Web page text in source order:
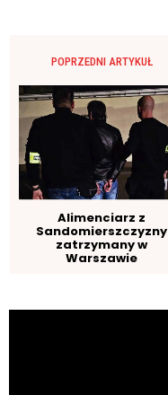
POPRZEDNI ARTYKUŁ
Alimenciarz z
Sandomierszczyzny
zatrzymany w
Warszawie